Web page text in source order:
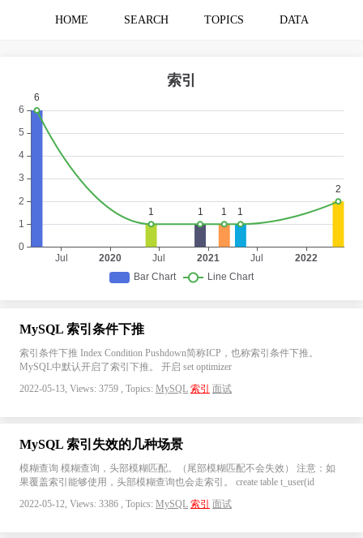
HOME SEARCH TOPICS DATA
MySQL 索引条件下推
索引条件下推 Index Condition Pushdown简称ICP，也称索引条件下推。
MySQL中默认开启了索引下推。 开启 set optimizer
2022-05-13, Views: 3759 , Topics: MySQL 索引 面试
MySQL 索引失效的几种场景
模糊查询 模糊查询，头部模糊匹配。（尾部模糊匹配不会失效） 注意：如
果覆盖索引能够使用，头部模糊查询也会走索引。 create table t_user(id
2022-05-12, Views: 3386 , Topics: MySQL 索引 面试